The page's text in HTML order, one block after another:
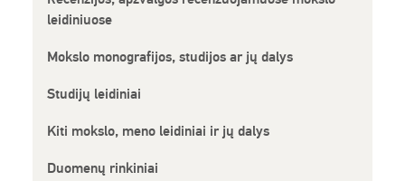
leidiniuose
Mokslo monografijos, studijos ar jų dalys
Studijų leidiniai
Kiti mokslo, meno leidiniai ir jų dalys
Duomenų rinkiniai